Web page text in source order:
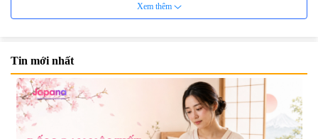
Viên uống bổ gan Ribeto Shoji
Hepaclean 60 viên
Viên uống hỗ trợ giải độc và
phục hồi chức năng gan Biken
Xem thêm
Tin mới nhất